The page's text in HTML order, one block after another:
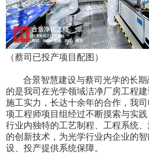
（蔡司已投产项目配图）
合景智慧建设与蔡司光学的长
的是我司 在光学领域洁净厂房工程
施工实力，长达十余年的合作，我司
项工程师项目组经过不断摸索与实
行业内独特的工艺制程、工程系统
的创新技术，为光学行业内企业的
设、投产提供系统保障。